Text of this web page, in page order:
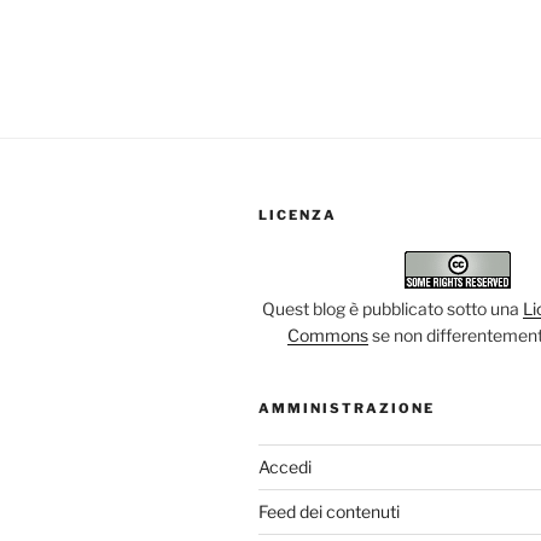
LICENZA
Quest blog è pubblicato sotto una
Commonsse non
AMMINISTRAZIONE
Accedi
Feed dei contenuti